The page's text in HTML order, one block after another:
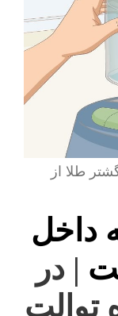
طلا از
داخل
| در
توالت